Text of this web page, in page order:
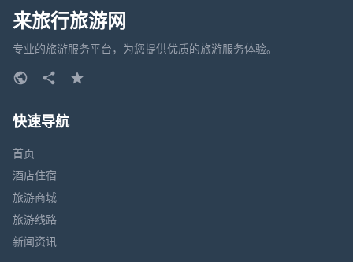
来旅行旅游网
专业的旅游服务平台，为您提供优质的旅游服务体验。
快速导航
首页
酒店住宿
旅游商城
旅游线路
新闻资讯